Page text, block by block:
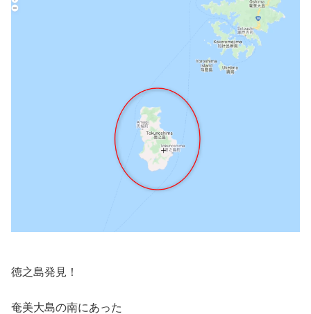
徳之島発見！
奄美大島の南にあった